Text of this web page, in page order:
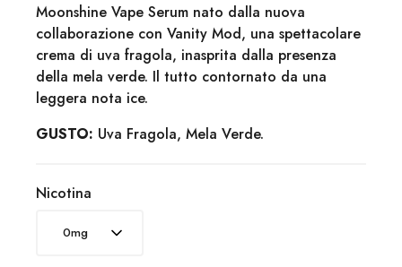
Moonshine Vape Serum nato dalla nuova
collaborazione con Vanity Mod, una spettacolare
crema di uva fragola, inasprita dalla presenza
della mela verde. Il tutto contornato da una
leggera nota ice.
GUSTO: Uva Fragola, Mela Verde.
Nicotina